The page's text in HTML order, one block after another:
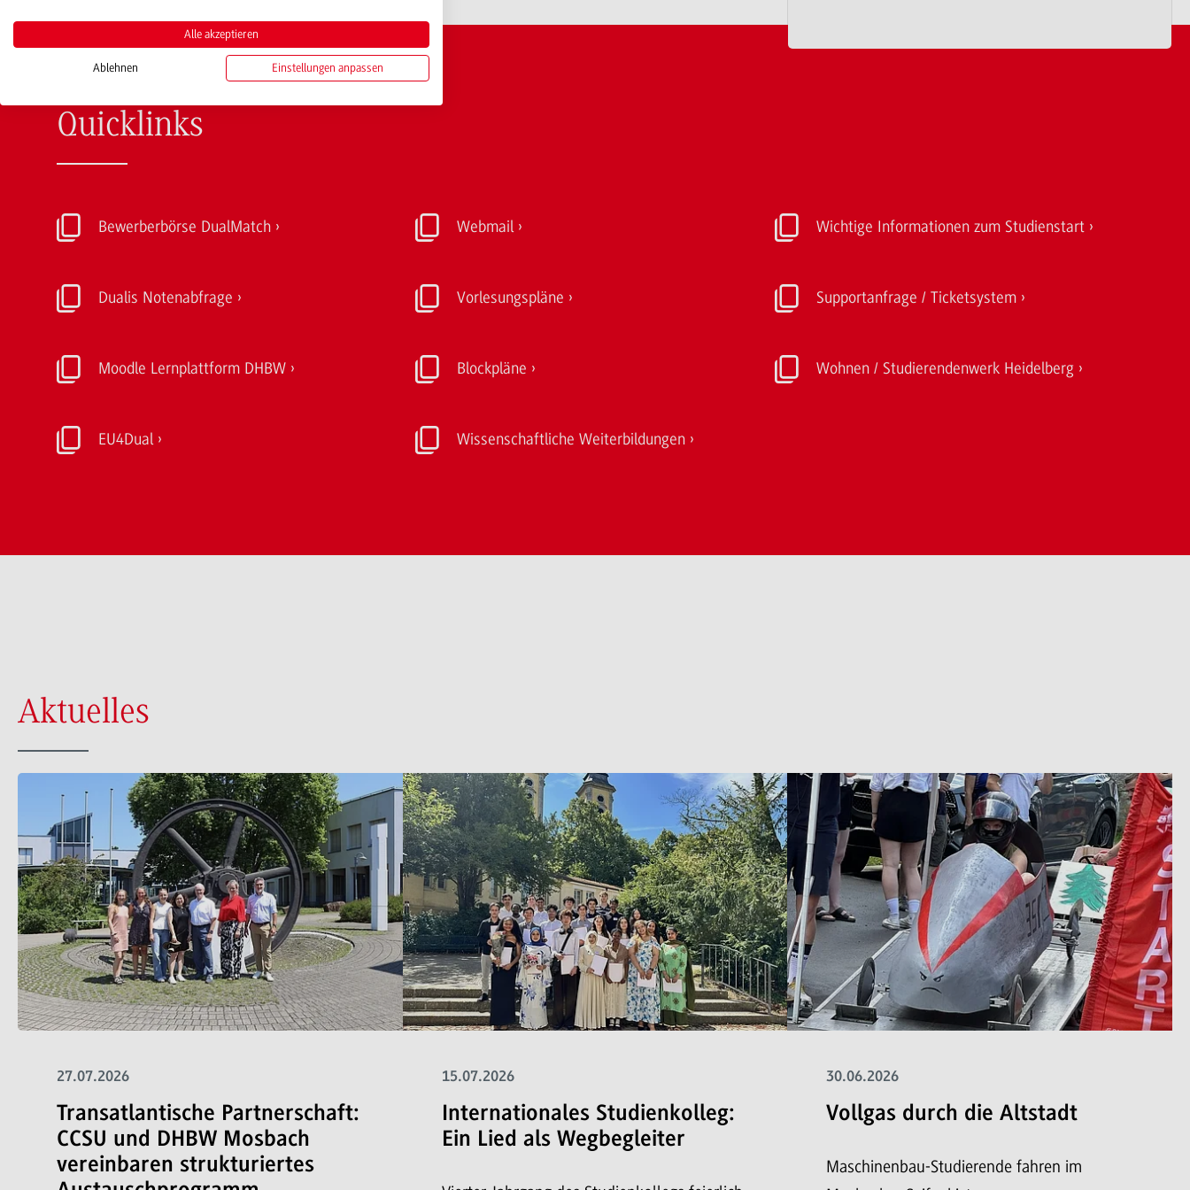
Quicklinks
Bewerberbörse DualMatch Webmail Wichtige Informationen zum Studienstart
Dualis Notenabfrage Vorlesungspläne Supportanfrage / Ticketsystem
Moodle Lernplattform DHBW Blockpläne Wohnen / Studierendenwerk Heidelberg
EU4Dual Wissenschaftliche Weiterbildungen
Aktuelles
27.07.2026
Transatlantische Partnerschaft:
CCSU und DHBW Mosbach
vereinbaren strukturiertes
15.07.2026
Internationales Studienkolleg:
Ein Lied als Wegbegleiter
30.06.2026
Vollgas durch die Altstadt
Maschinenbau-Studierende fahren im
Alle akzeptieren
Ablehnen Einstellungen anpassen